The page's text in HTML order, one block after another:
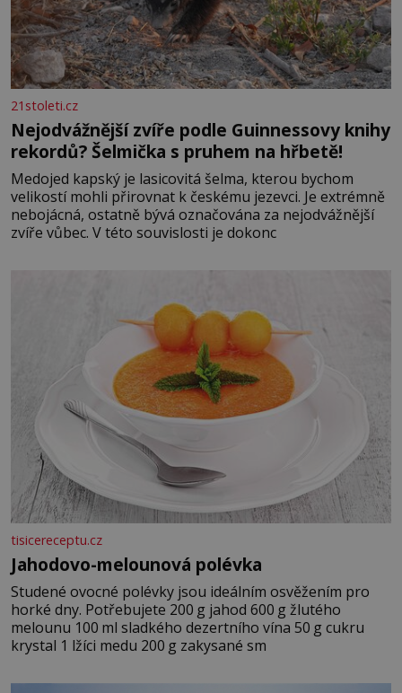
21stoleti.cz
Nejodvážnější zvíře podle Guinnessovy knihy
rekordů? Šelmička s pruhem na hřbetě!
Medojed kapský je lasicovitá šelma, kterou bychom
velikostí mohli přirovnat k českému jezevci. Je extrémně
nebojácná, ostatně bývá označována za nejodvážnější
zvíře vůbec. V této souvislosti je dokonc
tisicereceptu.cz
Jahodovo-melounová polévka
Studené ovocné polévky jsou ideálním osvěžením pro
horké dny. Potřebujete 200 g jahod 600 g žlutého
melounu 100 ml sladkého dezertního vína 50 g cukru
krystal 1 lžíci medu 200 g zakysané sm